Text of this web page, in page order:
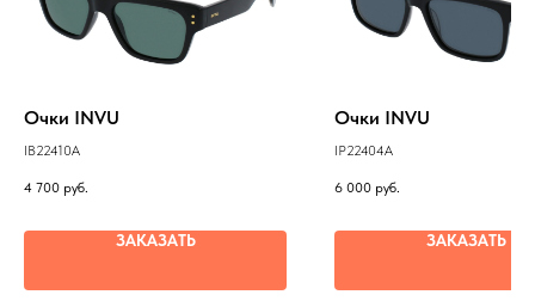
Очки INVU
IB22410A
4 700 руб.
ЗАКАЗАТЬ
Очки INVU
IP22404A
6 000 руб.
ЗАКАЗАТЬ